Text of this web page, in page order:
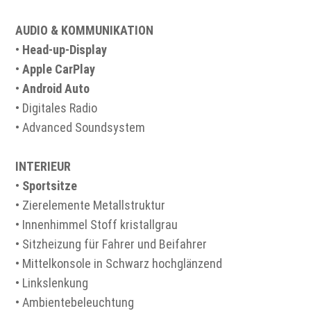
AUDIO & KOMMUNIKATION
• Head-up-Display
•Apple CarPlay
•Android Auto
• Digitales Radio
• Advanced Soundsystem
INTERIEUR
• Sportsitze
• Zierelemente Metallstruktur
• Innenhimmel Stoff kristallgrau
• Sitzheizung für Fahrer und Beifahrer
• Mittelkonsole in Schwarz hochglänzend
• Linkslenkung
• Ambientebeleuchtung